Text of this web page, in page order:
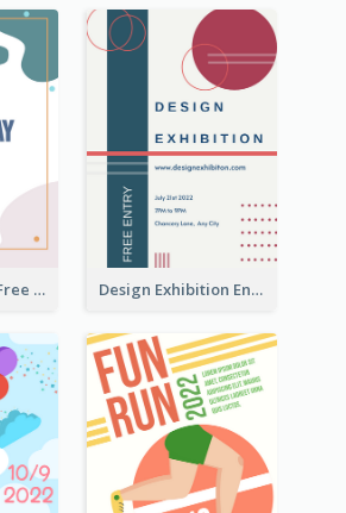
Blobs And Dots Free Giveaway Flyer Design Exhibition Entry Flyer